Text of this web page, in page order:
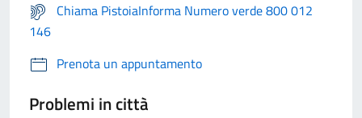
Chiama PistoiaInforma Numero verde 800 012
146
Prenota un appuntamento
Problemi in città